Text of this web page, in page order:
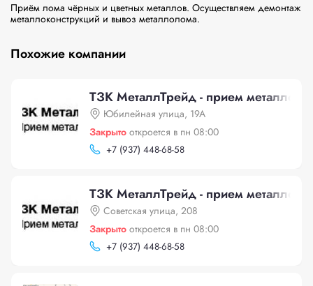
Приём лома чёрных и цветных металлов. Осуществляем демонтаж
Похожие компании
ТЗК МеталлТрейд - прием
Юбилейная улица, 19А
Закрыто откроется в пн 08:00
+7 (937) 448-68-58
ТЗК МеталлТрейд - прием
Советская улица, 208
Закрыто откроется в пн 08:00
+7 (937) 448-68-58